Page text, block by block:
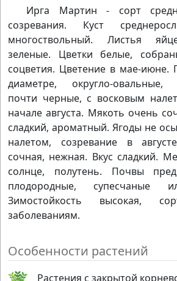
Ирга Мартин - сорт
созревания. Куст
многоствольный. Листья
зеленые. Цветки белые,
соцветия. Цветение в мае-июне.
диаметре, округло-овальные,
почти черные, с восковым
начале августа. Мякоть очень
сладкий, ароматный. Ягоды не
налетом, созревание в
сочная, нежная. Вкус сладкий.
солнце, полутень. Почвы
плодородные, супесчаные
Зимостойкость высокая,
заболеваниям.
Особенности растений
Растения с закрытой